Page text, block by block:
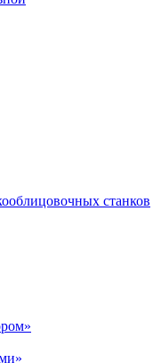
станков